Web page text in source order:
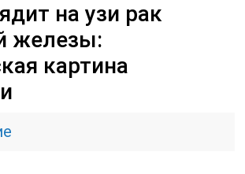
на узи рак
железы:
картина